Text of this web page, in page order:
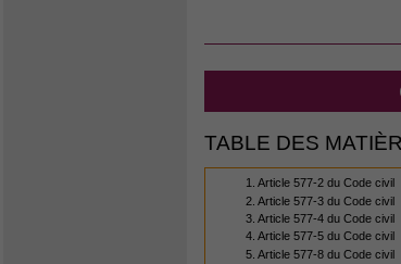
TABLE DES
1. Article 577-2 du Code civil
2. Article 577-3 du Code civil
3. Article 577-4 du Code civil
4. Article 577-5 du Code civil
5. Article 577-8 du Code civil